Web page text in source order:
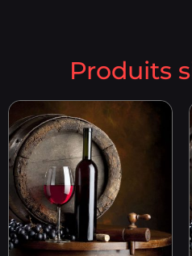
Produits